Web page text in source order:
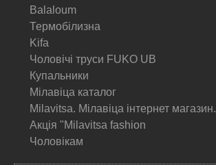
Balaloum
Термобілизна
Kifa
Чоловічі труси FUKO UB
Купальники
Мілавіца каталог
Milavitsa. Мілавіца інтернет магазин.
Акція "Milavitsa fashion
Чоловікам